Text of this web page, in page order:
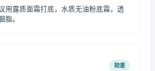
用露质面霜打底，水质无油粉底霜，透
脂。
较差